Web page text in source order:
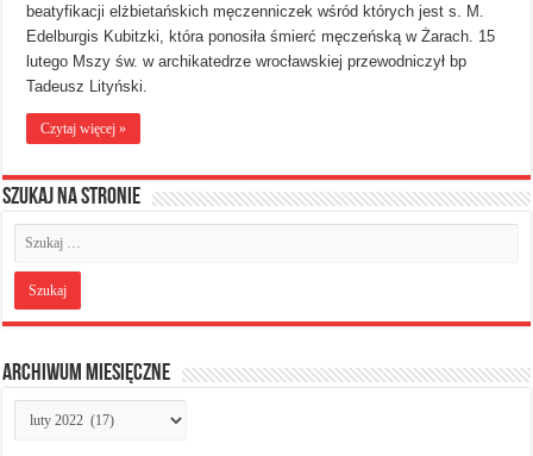
beatyfikacji elżbietańskich męczenniczek wśród których jest s. M.
Edelburgis Kubitzki, która ponosiła śmierć męczeńską w Żarach. 15
lutego Mszy św. w archikatedrze wrocławskiej przewodniczył bp
Tadeusz Lityński.
Czytaj więcej »
Szukaj na stronie
Archiwum miesięczne
Archiwum
miesięczne